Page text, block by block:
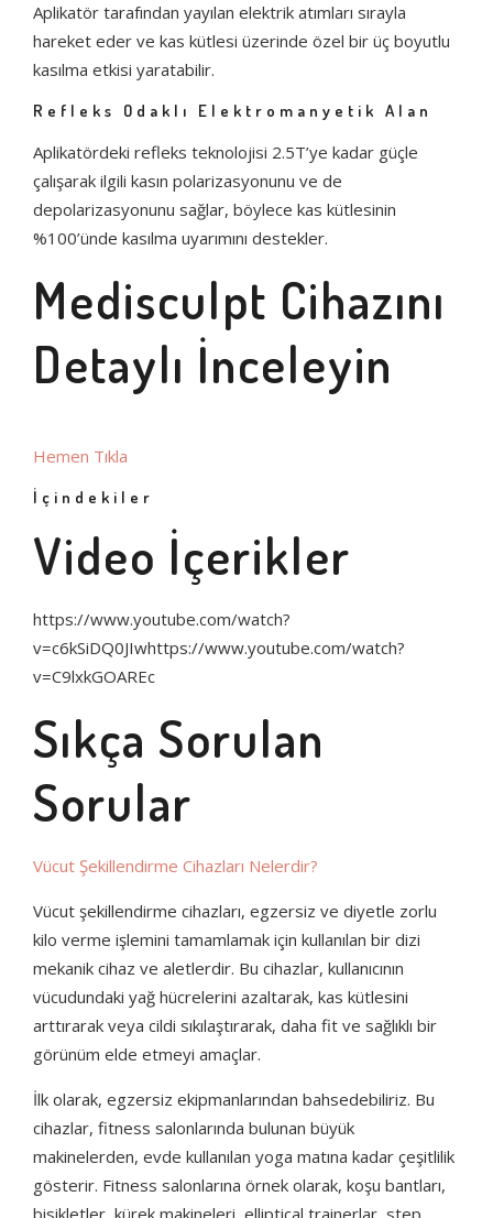
Aplikatör tarafından yayılan elektrik atımları sırayla
hareket eder ve kas kütlesi üzerinde özel bir üç boyutlu
kasılma etkisi yaratabilir.
Refleks Odaklı Elektromanyetik Alan
Aplikatördeki refleks teknolojisi 2.5T’ye kadar güçle
çalışarak ilgili kasın polarizasyonunu ve de
depolarizasyonunu sağlar, böylece kas kütlesinin
%100’ünde kasılma uyarımını destekler.
Medisculpt Cihazını
Detaylı İnceleyin
Hemen Tıkla
İçindekiler
Video İçerikler
https://www.youtube.com/watch?
v=c6kSiDQ0JIwhttps://www.youtube.com/watch?
v=C9lxkGOAREc
Sıkça Sorulan
Sorular
Vücut Şekillendirme Cihazları Nelerdir?
Vücut şekillendirme cihazları, egzersiz ve diyetle zorlu
kilo verme işlemini tamamlamak için kullanılan bir dizi
mekanik cihaz ve aletlerdir. Bu cihazlar, kullanıcının
vücudundaki yağ hücrelerini azaltarak, kas kütlesini
arttırarak veya cildi sıkılaştırarak, daha fit ve sağlıklı bir
görünüm elde etmeyi amaçlar.
İlk olarak, egzersiz ekipmanlarından bahsedebiliriz. Bu
cihazlar, fitness salonlarında bulunan büyük
makinelerden, evde kullanılan yoga matına kadar çeşitlilik
gösterir. Fitness salonlarına örnek olarak, koşu bantları,
bisikletler, kürek makineleri, elliptical trainerlar, step